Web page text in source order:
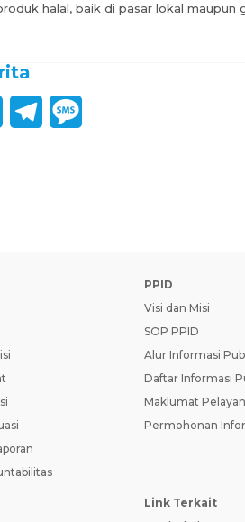
halal, baik di pasar lokal maupun
PPID
Visi dan Misi
SOP PPID
Alur Informasi
Daftar Informasi
Maklumat
Permohonan
Link Terkait